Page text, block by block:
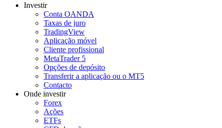
Investir
Conta OANDA
Taxas de juro
TradingView
Aplicação móvel
Cliente profissional
MetaTrader 5
Opções de depósito
Transferir a aplicação ou o MT5
Contacto
Onde investir
Forex
Ações
ETFs